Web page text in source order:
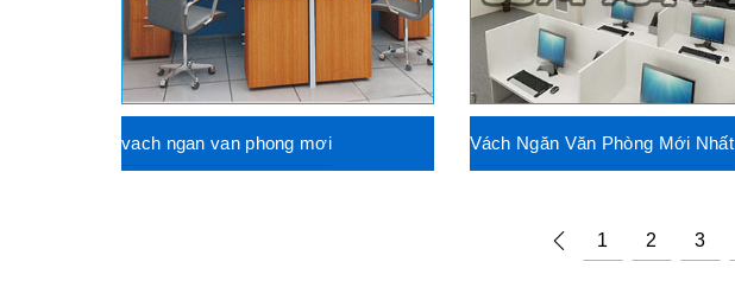
vach ngan van phong mơi Vách Ngăn Văn Phòng Mới Nhất
1 2 3